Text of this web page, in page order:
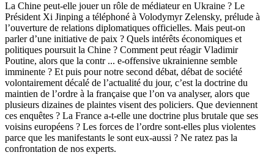
La Chine peut-elle jouer un rôle de médiateur en Ukraine ? Le
Président Xi Jinping a téléphoné à Volodymyr Zelensky, prélude à
l’ouverture de relations diplomatiques officielles. Mais peut-on
parler d’une initiative de paix ? Quels intérêts économiques et
politiques poursuit la Chine ? Comment peut réagir Vladimir
Poutine, alors que la contr ... e-offensive ukrainienne semble
imminente ? Et puis pour notre second débat, débat de société
volontairement décalé de l’actualité du jour, c’est la doctrine du
maintien de l’ordre à la française que l’on va analyser, alors que
plusieurs dizaines de plaintes visent des policiers. Que deviennent
ces enquêtes ? La France a-t-elle une doctrine plus brutale que ses
voisins européens ? Les forces de l’ordre sont-elles plus violentes
parce que les manifestants le sont eux-aussi ? Ne ratez pas la
confrontation de nos experts.